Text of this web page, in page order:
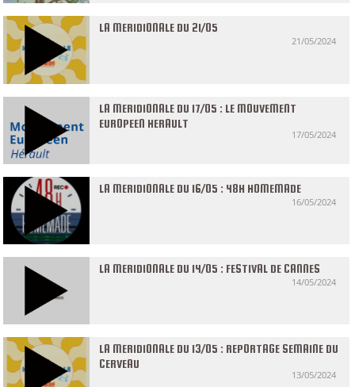
LA MERIDIONALE DU 21/05
21/05/2024
LA MERIDIONALE DU 17/05 : LE MOUVEMENT
EUROPEEN HERAULT
17/05/2024
LA MERIDIONALE DU 16/05 : 48H HOMEMADE
16/05/2024
LA MERIDIONALE DU 14/05 : FESTIVAL DE CANNES
14/05/2024
LA MERIDIONALE DU 13/05 : REPORTAGE SEMAINE DU
CERVEAU
13/05/2024